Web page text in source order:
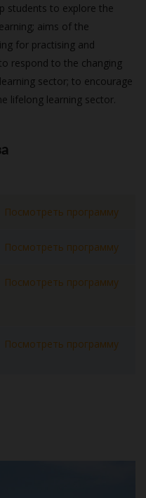
students to explore the
aims of the
for practising and
respond to the changing
sector; to encourage
lifelong learning sector.
Посмотреть программу
Посмотреть программу
Посмотреть программу
Посмотреть программу